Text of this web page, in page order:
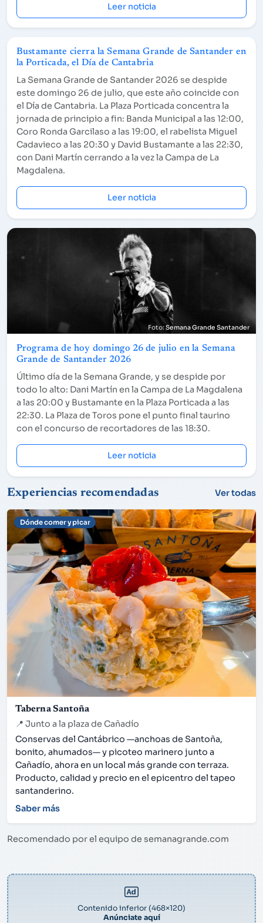
Leer noticia
Bustamante cierra la Semana Grande de Santander en
la Porticada, el Día de Cantabria
La Semana Grande de Santander 2026 se despide
este domingo 26 de julio, que este año coincide con
el Día de Cantabria. La Plaza Porticada concentra la
jornada de principio a fin: Banda Municipal a las 12:00,
Coro Ronda Garcilaso a las 19:00, el rabelista Miguel
Cadavieco a las 20:30 y David Bustamante a las 22:30,
con Dani Martín cerrando a la vez la Campa de La
Magdalena.
Leer noticia
Semana Grande Santander
Programa de hoy domingo 26 de julio en la Semana
Grande de Santander 2026
Último día de la Semana Grande, y se despide por
todo lo alto: Dani Martín en la Campa de La Magdalena
a las 20:00 y Bustamante en la Plaza Porticada a las
22:30. La Plaza de Toros pone el punto final taurino
con el concurso de recortadores de las 18:30.
Leer noticia
Experiencias recomendadas Ver todas
Dónde comer y picar
Taberna Santoña
📍 Junto a la plaza de Cañadío
Conservas del Cantábrico —anchoas de Santoña,
bonito, ahumados— y picoteo marinero junto a
Cañadío, ahora en un local más grande con terraza.
Producto, calidad y precio en el epicentro del tapeo
santanderino.
Saber más
Recomendado por el equipo de semanagrande.com
Contenido inferior (468×120)
Anúnciate aquí